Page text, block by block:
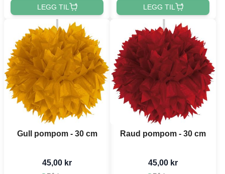
LEGG TIL LEGG TIL
Gull pompom - 30 cm
45,00 kr
Raud pompom - 30 cm
45,00 kr